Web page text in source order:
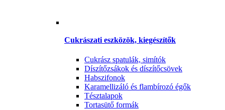
Cukrászati eszközök, kiegészítők
Cukrász spatulák, simítók
Díszítőzsákok és díszítőcsövek
Habszifonok
Karamellizáló és flambírozó égők
Tésztalapok
Tortasütő formák